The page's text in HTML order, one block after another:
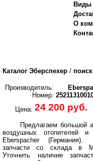
Виды
О
Каталог Эберспехер /
Производитель:
Номер:
Цена: 24 200 руб.
Предлагаем большой
воздушных отопителей и
Eberspacher (Германия).
запчасти со склада в
Уточнить наличие